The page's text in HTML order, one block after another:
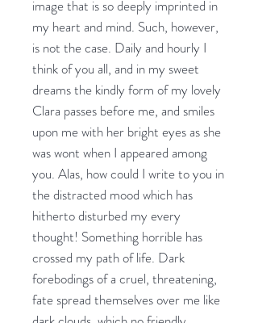
image that is so deeply imprinted in
my heart and mind. Such, however,
is not the case. Daily and hourly I
think of you all, and in my sweet
dreams the kindly form of my lovely
Clara passes before me, and smiles
upon me with her bright eyes as she
was wont when I appeared among
you. Alas, how could I write to you in
the distracted mood which has
hitherto disturbed my every
thought! Something horrible has
crossed my path of life. Dark
forebodings of a cruel, threatening,
fate spread themselves over me like